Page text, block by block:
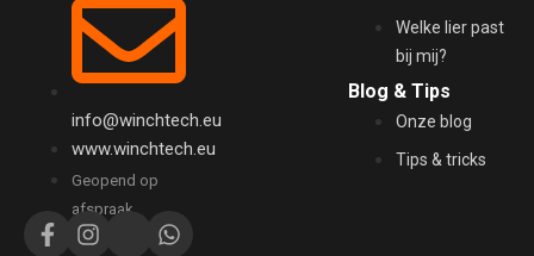
info@winchtech.eu
www.winchtech.eu
Geopend op
afspraak
Welke lier past
bij mij?
Blog & Tips
Onze blog
Tips & tricks